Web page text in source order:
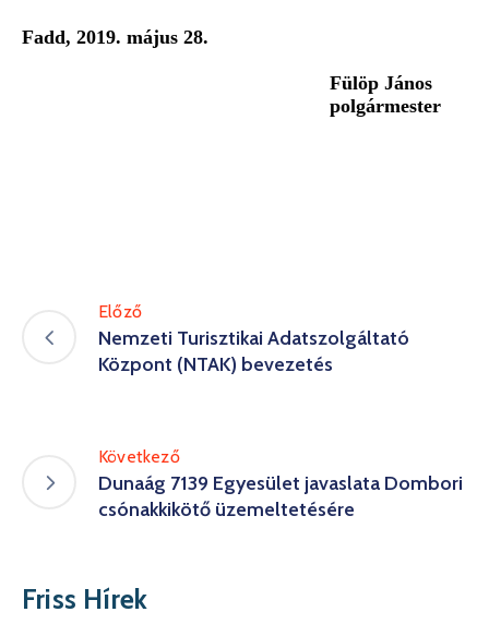
Fadd, 2019. május 28.
Fülöp János
polgármester
Előző
Nemzeti Turisztikai Adatszolgáltató
Központ (NTAK) bevezetés
Következő
Dunaág 7139 Egyesület javaslata Dombori
csónakkikötő üzemeltetésére
Friss Hírek